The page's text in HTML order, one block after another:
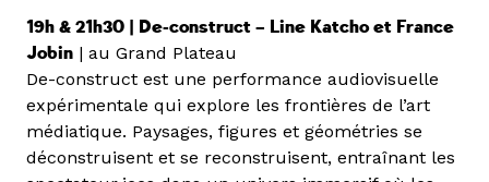
19h & 21h30 | De-construct – Line Katcho et France
Jobin | au Grand Plateau
De-construct est une performance audiovisuelle
expérimentale qui explore les frontières de l’art
médiatique. Paysages, figures et géométries se
déconstruisent et se reconstruisent, entraînant les